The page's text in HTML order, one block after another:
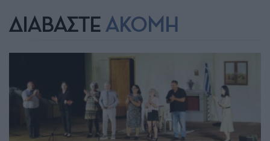
ΔΙΑΒΑΣΤΕ ΑΚΟΜΗ